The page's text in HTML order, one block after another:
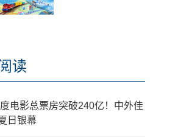
读
电影总票房突破240亿！中外佳
日银幕